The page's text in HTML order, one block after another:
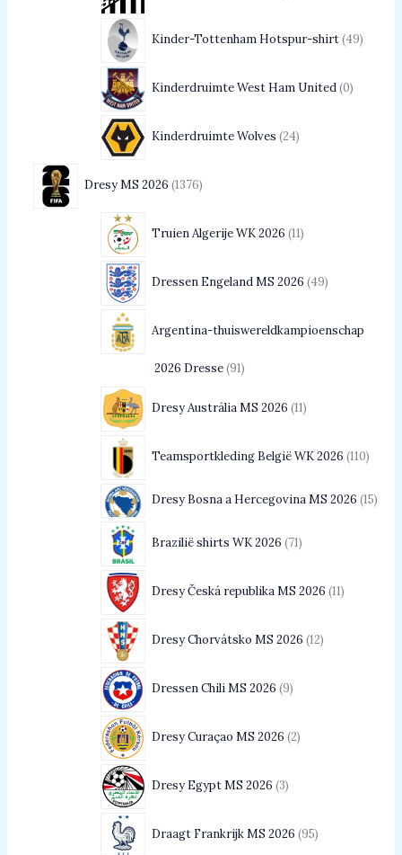
Kinder-Tottenham Hotspur-shirt 49
Kinderdruimte West Ham United 0
Kinderdruimte Wolves 24
Dresy MS 2026 1376
Truien Algerije WK 2026 11
Dressen Engeland MS 2026 49
Argentina-thuiswereldkampioenschap
2026 Dresse 91
Dresy Austrália MS 2026 11
Teamsportkleding België WK 2026 110
Dresy Bosna a Hercegovina MS 2026 15
Brazilië shirts WK 2026 71
Dresy Česká republika MS 2026 11
Dresy Chorvátsko MS 2026 12
Dressen Chili MS 2026 9
Dresy Curaçao MS 2026 2
Dresy Egypt MS 2026 3
Draagt Frankrijk MS 2026 95